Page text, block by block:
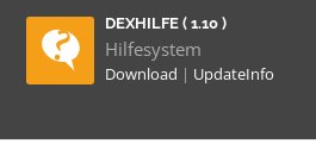
DEXHILFE ( 1.10 )
Hilfesystem
Download | UpdateInfo